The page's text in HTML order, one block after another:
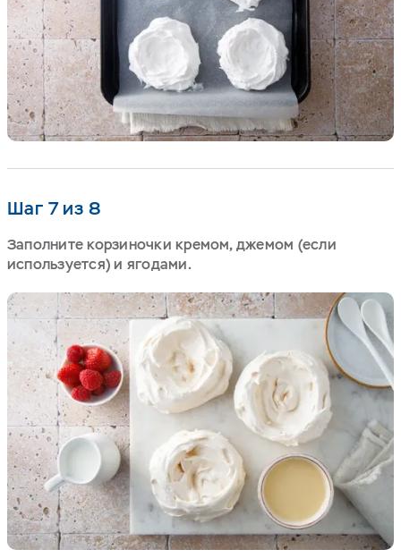
Шаг 7 из 8
Заполните корзиночки кремом, джемом (если
используется) и ягодами.